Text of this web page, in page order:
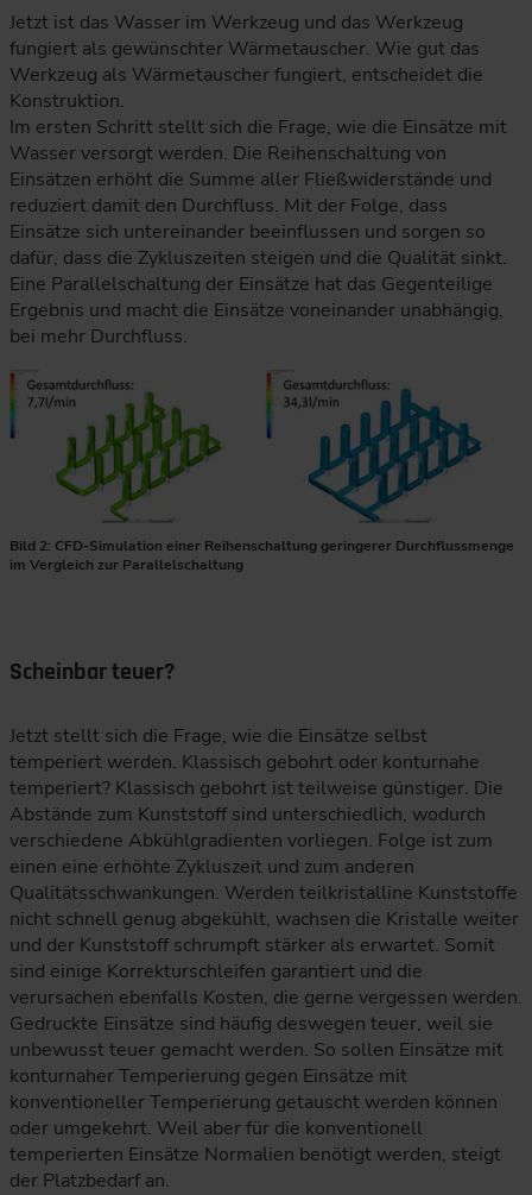
Bild 2: CFD-Simulation einer Reihenschaltung geringerer Durchflussmenge
im Vergleich zur Parallelschaltung
Die Grafik vergleicht zwei CFD-Simulationen der
Jetzt ist das Wasser im Werkzeug und das Werkzeug
fungiert als gewünschter Wärmetauscher. Wie gut das
Werkzeug als Wärmetauscher fungiert, entscheidet die
Konstruktion.
Im ersten Schritt stellt sich die Frage, wie die Einsätze mit
Wasser versorgt werden. Die Reihenschaltung von
Einsätzen erhöht die Summe aller Fließwiderstände und
reduziert damit den Durchfluss. Mit der Folge, dass
Einsätze sich untereinander beeinflussen und sorgen so
dafür, dass die Zykluszeiten steigen und die Qualität sinkt.
Eine Parallelschaltung der Einsätze hat das Gegenteilige
Ergebnis und macht die Einsätze voneinander unabhängig,
bei mehr Durchfluss.
Scheinbar teuer?
Jetzt stellt sich die Frage, wie die Einsätze selbst
temperiert werden. Klassisch gebohrt oder konturnahe
temperiert? Klassisch gebohrt ist teilweise günstiger. Die
Abstände zum Kunststoff sind unterschiedlich, wodurch
verschiedene Abkühlgradienten vorliegen. Folge ist zum
einen eine erhöhte Zykluszeit und zum anderen
Qualitätsschwankungen. Werden teilkristalline Kunststoffe
nicht schnell genug abgekühlt, wachsen die Kristalle weiter
und der Kunststoff schrumpft stärker als erwartet. Somit
sind einige Korrekturschleifen garantiert und die
verursachen ebenfalls Kosten, die gerne vergessen werden.
Gedruckte Einsätze sind häufig deswegen teuer, weil sie
unbewusst teuer gemacht werden. So sollen Einsätze mit
konturnaher Temperierung gegen Einsätze mit
konventioneller Temperierung getauscht werden können
oder umgekehrt. Weil aber für die konventionell
temperierten Einsätze Normalien benötigt werden, steigt
der Platzbedarf an.